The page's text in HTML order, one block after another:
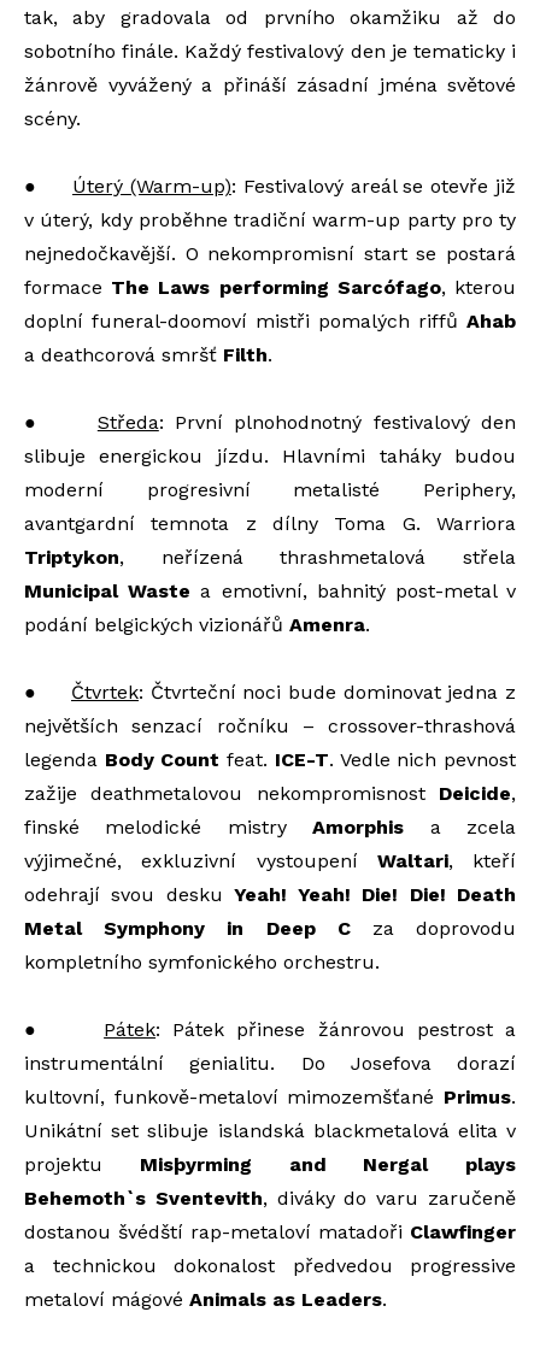
tak, aby gradovala od prvního okamžiku až do
sobotního finále. Každý festivalový den je tematicky i
žánrově vyvážený a přináší zásadní jména světové
scény.
● Úterý (Warm-up): Festivalový areál se otevře již
v úterý, kdy proběhne tradiční warm-up party pro ty
nejnedočkavější. O nekompromisní start se postará
formace The Laws performing Sarcófago, kterou
doplní funeral-doomoví mistři pomalých riffů Ahab
a deathcorová smršť Filth.
● Středa: První plnohodnotný festivalový den
slibuje energickou jízdu. Hlavními taháky budou
moderní progresivní metalisté Periphery,
avantgardní temnota z dílny Toma G. Warriora
Triptykon, neřízená thrashmetalová střela
Municipal Wastea emotivní, bahnitý post-metal v
podání belgických vizionářů Amenra.
● Čtvrtek: Čtvrteční noci bude dominovat jedna z
největších senzací ročníku – crossover-thrashová
legenda Body Countfeat. ICE-T. Vedle nich pevnost
zažije deathmetalovou nekompromisnost Deicide,
finské melodické mistryAmorphis a zcela
výjimečné, exkluzivní vystoupení Waltari, kteří
odehrají svou desku Yeah! Yeah! Die! Die! Death
Metal Symphony in Deep Cza doprovodu
kompletního symfonického orchestru.
● Pátek: Pátek přinese žánrovou pestrost a
instrumentální genialitu. Do Josefova dorazí
kultovní, funkově-metaloví mimozemšťané Primus.
Unikátní set slibuje islandská blackmetalová elita v
projektu Misþyrming and Nergal plays
Behemoth`s Sventevith, diváky do varu zaručeně
dostanou švédští rap-metaloví matadoři Clawfinger
a technickou dokonalost předvedou progressive
metaloví mágové Animals as Leaders.